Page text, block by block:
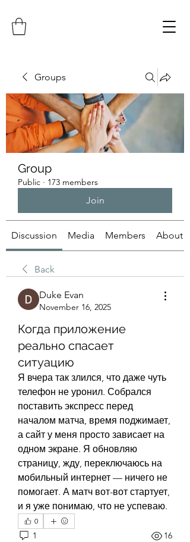
Groups
Group
Public · 173 members
Join
Discussion Media Members About
Back
Duke Evan
November 16, 2025
Когда приложение
реально спасает
ситуацию
Я вчера так злился, что даже чуть
телефон не уронил. Собрался
поставить экспресс перед
началом матча, время поджимает,
а сайт у меня просто зависает на
одном экране. Я обновляю
страницу, жду, переключаюсь на
мобильный интернет — ничего не
помогает. А матч вот-вот стартует,
и я уже понимаю, что не успеваю.
0
1 16